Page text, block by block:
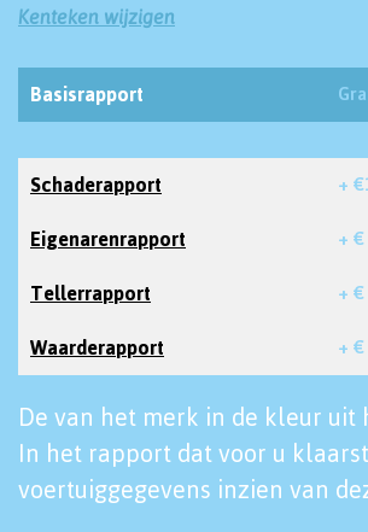
Kenteken wijzigen
Basisrapport
Schaderapport +
Eigenarenrapport + €
Tellerrapport + €
Waarderapport + €
De van het merk in de kleur uit
In het rapport dat voor u
voertuiggegevens inzien van